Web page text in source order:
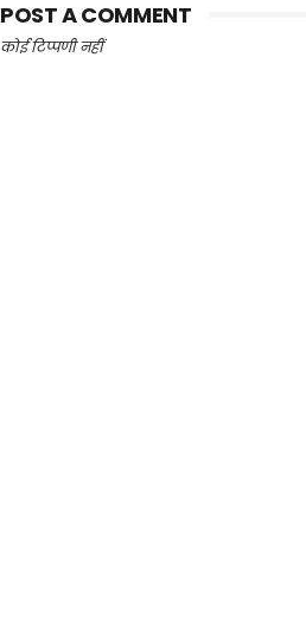
POST A COMMENT
कोई टिप्पणी नहीं